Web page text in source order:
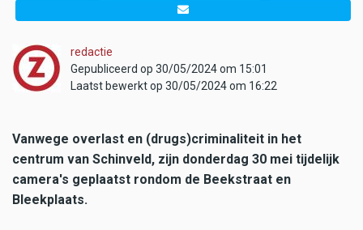
redactie
Gepubliceerd op 30/05/2024 om 15:01
Laatst bewerkt op 30/05/2024 om 16:22
Vanwege overlast en (drugs)criminaliteit in het
centrum van Schinveld, zijn donderdag 30 mei tijdelijk
camera's geplaatst rondom de Beekstraat en
Bleekplaats.